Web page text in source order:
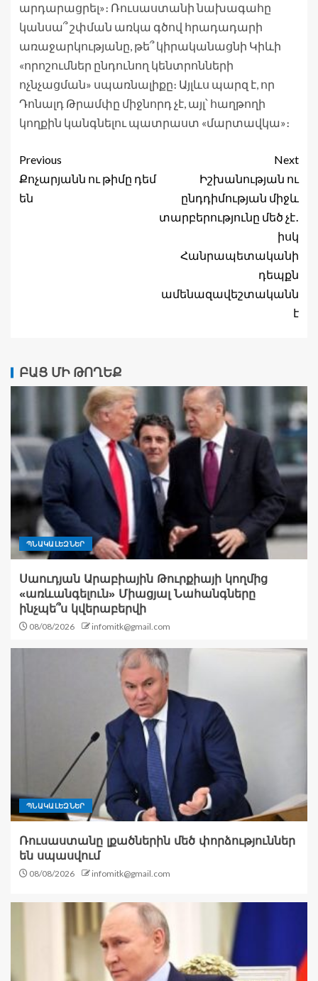
արդարացրել»։ Ռուսաստանի նախագահը
կանսա՞ շփման առկա գծով հրադադարի
առաջարկությանը, թե՞ կիրականացնի Կիևի
«որոշումներ ընդունող կենտրոնների
ոչնչացման» սպառնալիքը։ Այլևս պարզ է, որ
Դոնալդ Թրամփը միջնորդ չէ, այլ՝ հաղթողի
կողքին կանգնելու պատրաստ «մարտավկա»։
Previous
Քոչարյանն ու թիմը դեմ
են
Next
Իշխանության ու
ընդդիմության միջև
տարբերությունը մեծ չէ․
իսկ
Հանրապետականի
դեպքն
ամենազավեշտականն
է
ԲԱՑ ՄԻ ԹՈՂԵՔ
ՊՆԱԿԱԼԵԶՆԵՐ
Սաուդյան Արաբիային Թուրքիայի կողմից
«առևանգելուն» Միացյալ Նահանգները
ինչպե՞ս կվերաբերվի
08/08/2026 infomitk@gmail.com
ՊՆԱԿԱԼԵԶՆԵՐ
Ռուսաստանը լքածներին մեծ փորձություններ
են սպասվում
08/08/2026 infomitk@gmail.com